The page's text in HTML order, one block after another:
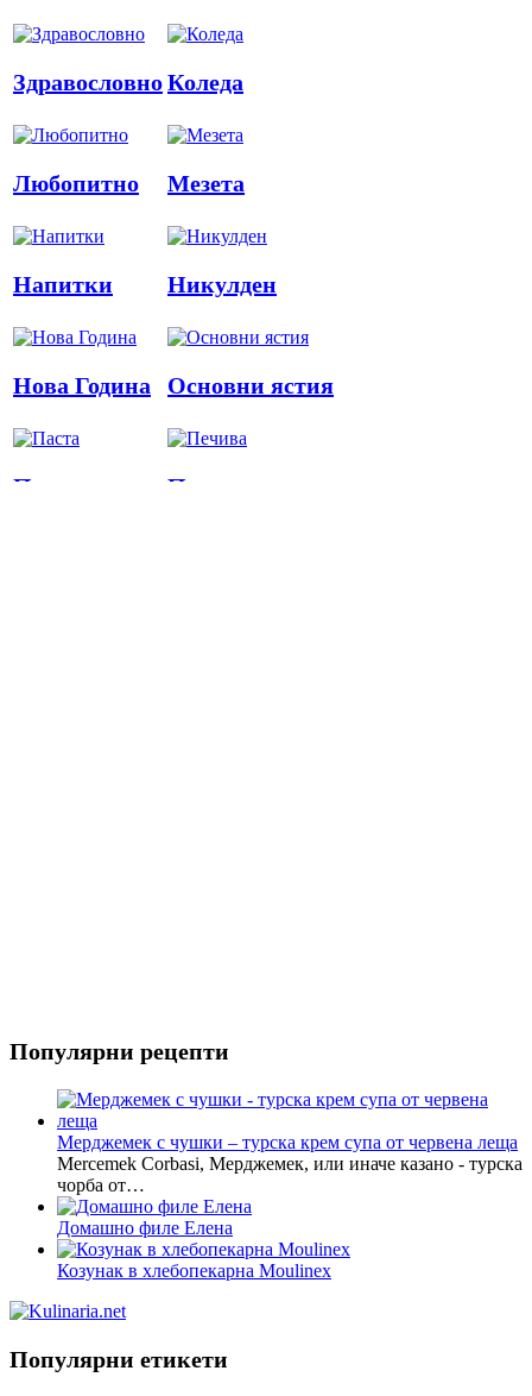
ЗдравословноКоледа
Любопитно Мезета
Напитки Никулден
Нова Година Основни ястия
Паста Печива
Популярни рецепти
Мерджемек с чушки – турска крем супа от червена леща
Mercemek Corbasi, Мерджемек, или иначе казано - турска
чорба от…
Домашно филе Елена
Козунак в хлебопекарна Moulinex
Популярни етикети